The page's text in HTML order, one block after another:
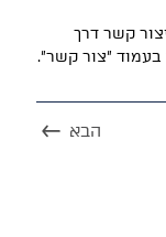
קשר דרך
בעמוד "צור קשר".
הבא